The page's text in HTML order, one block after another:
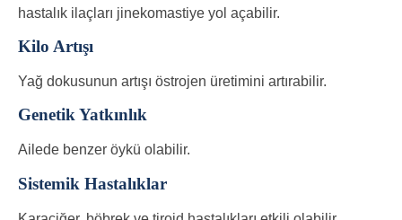
hastalık ilaçları jinekomastiye yol açabilir.
Kilo Artışı
Yağ dokusunun artışı östrojen üretimini artırabilir.
Genetik Yatkınlık
Ailede benzer öykü olabilir.
Sistemik Hastalıklar